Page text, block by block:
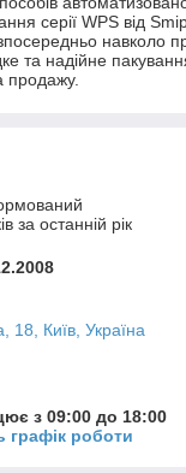
серії WPS від
навколо
та надійне
продажу.
за останній рік
18, Київ, Україна
з 09:00 до 18:00
графік роботи